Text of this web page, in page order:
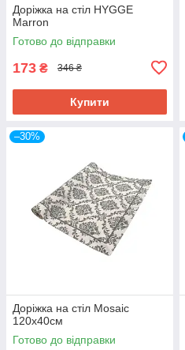
Доріжка на стіл HYGGE
Marron
Готово до відправки
173 ₴ 346 ₴
Купити
–30%
Доріжка на стіл Mosaic
120х40см
Готово до відправки